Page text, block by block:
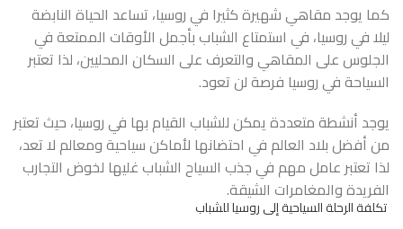
كما يوجد مقاهي شهيرة كثيرا في روسيا، تساعد الحياة النابضة
ليلا في روسيا، في استمتاع الشباب بأجمل الأوقات الممتعة في
الجلوس على المقاهي والتعرف على السكان المحليين، لذا تعتبر
السياحة في روسيا فرصة لن تعود.
يوجد أنشطة متعددة يمكن للشباب القيام بها في روسيا، حيث تعتبر
من أفضل بلاد العالم في احتضانها لأماكن سياحية ومعالم لا تعد،
لذا تعتبر عامل مهم في جذب السياح الشباب غليها لخوض التجارب
الفريدة والمغامرات الشيقة.
تكلفة الرحلة السياحية إلى روسيا للشباب